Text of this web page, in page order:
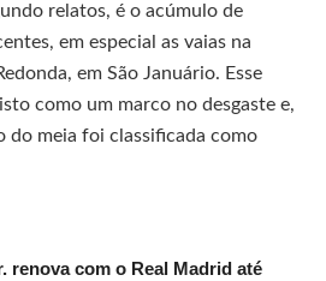
relatos, é o acúmulo de
em especial as vaias na
em São Januário. Esse
como um marco no desgaste e,
do meia foi classificada como
renova com o Real Madrid até